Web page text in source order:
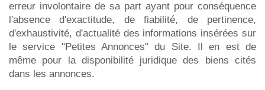
erreur involontaire de sa part ayant pour conséquence
l'absence d'exactitude, de fiabilité, de pertinence,
d'exhaustivité, d'actualité des informations insérées sur
le service "Petites Annonces" du Site. Il en est de
même pour la disponibilité juridique des biens cités
dans les annonces.